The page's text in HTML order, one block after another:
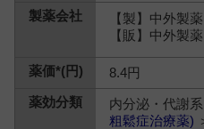
【製】中外製薬
【販】中外製薬
8.4円
内分泌・代謝
粗鬆症治療薬)